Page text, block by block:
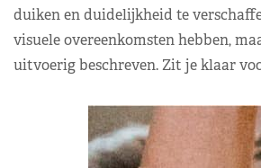
duiken en duidelijkheid te
visuele overeenkomsten hebben,
uitvoerig beschreven. Zit je klaar